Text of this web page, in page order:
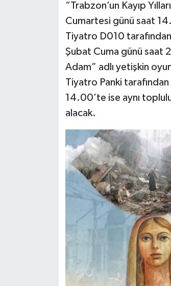
“Trabzon’un Kayıp
Cumartesi günü saat
Tiyatro D010
Şubat Cuma günü saat
Adam” adlı yetişkin
Tiyatro Panki
14.00’te ise aynı
alacak.